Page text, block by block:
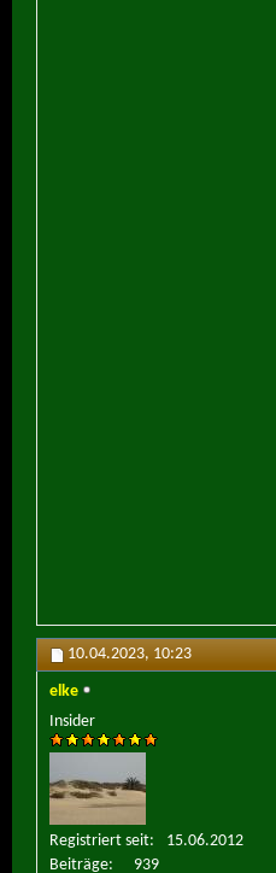
10.04.2023, 10:23
elke
Insider
Registriert seit
15.06.2012
Beiträge
939